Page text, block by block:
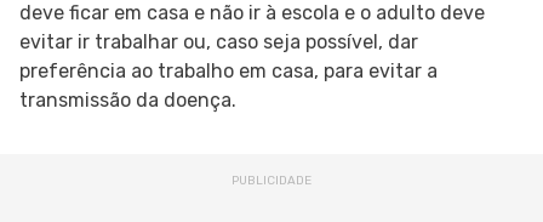
deve ficar em casa e não ir à escola e o adulto deve
evitar ir trabalhar ou, caso seja possível, dar
preferência ao trabalho em casa, para evitar a
transmissão da doença.